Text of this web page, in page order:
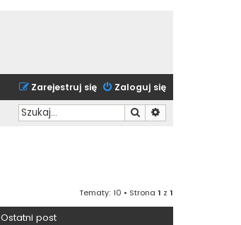
Zaloguj się
Zarejestruj się
Szukaj
Tematy: 10 • Strona 1 z 1
Ostatni post